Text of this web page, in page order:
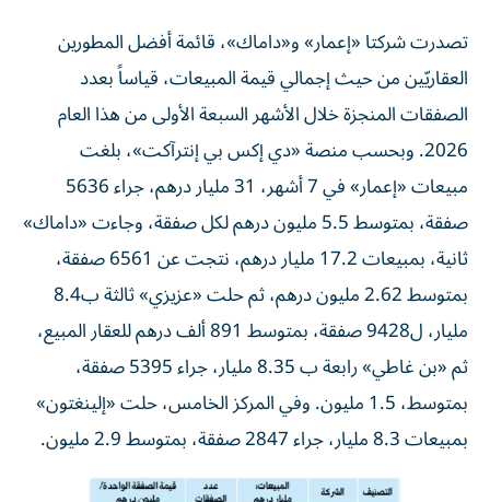
تصدرت شركتا «إعمار» و«داماك»، قائمة أفضل المطورين
العقاريّين من حيث إجمالي قيمة المبيعات، قياساً بعدد
الصفقات المنجزة خلال الأشهر السبعة الأولى من هذا العام
2026. وبحسب منصة «دي إكس بي إنترآكت»، بلغت
مبيعات «إعمار» في 7 أشهر، 31 مليار درهم، جراء 5636
صفقة، بمتوسط 5.5 مليون درهم لكل صفقة، وجاءت «داماك»
ثانية، بمبيعات 17.2 مليار درهم، نتجت عن 6561 صفقة،
بمتوسط 2.62 مليون درهم، ثم حلت «عزيزي» ثالثة ب8.4
مليار، ل9428 صفقة، بمتوسط 891 ألف درهم للعقار المبيع،
ثم «بن غاطي» رابعة ب 8.35 مليار، جراء 5395 صفقة،
بمتوسط، 1.5 مليون. وفي المركز الخامس، حلت «إلينغتون»
بمبيعات 8.3 مليار، جراء 2847 صفقة، بمتوسط 2.9 مليون.